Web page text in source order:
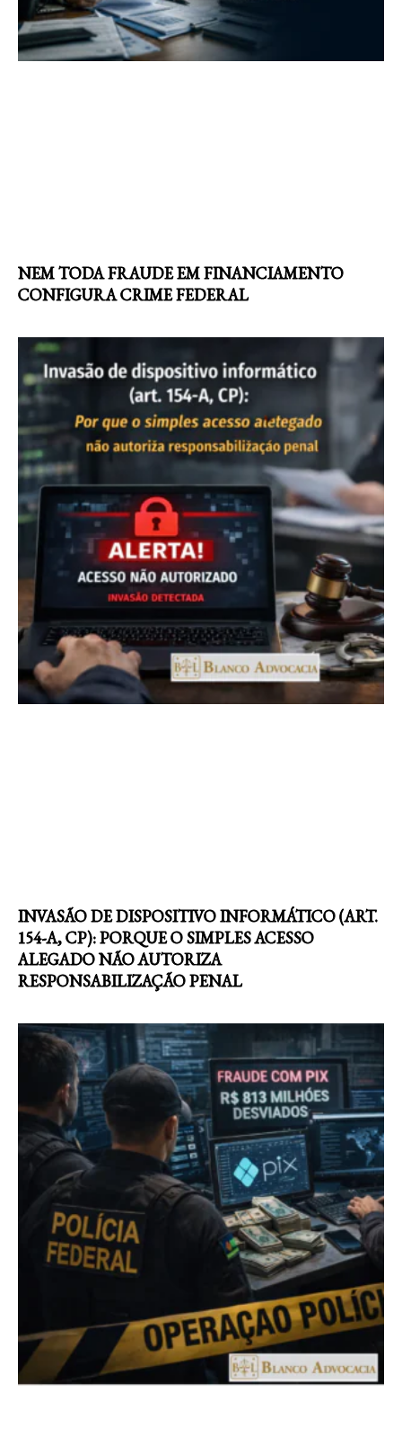
NEM TODA FRAUDE EM FINANCIAMENTO
CONFIGURA CRIME FEDERAL
INVASÃO DE DISPOSITIVO INFORMÁTICO (ART.
154-A, CP): PORQUE O SIMPLES ACESSO
ALEGADO NÃO AUTORIZA
RESPONSABILIZAÇÃO PENAL